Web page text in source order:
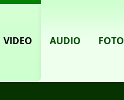
VIDEO AUDIO FOTO